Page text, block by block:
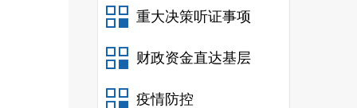
重大决策听证事项
财政资金直达基层
疫情防控